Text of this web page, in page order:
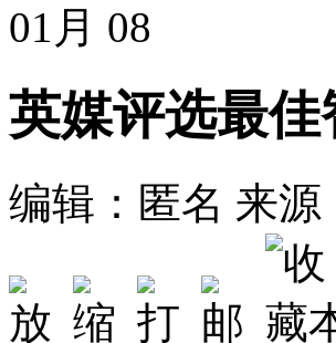
01月 08
英媒评选最佳
编辑：匿名 来源